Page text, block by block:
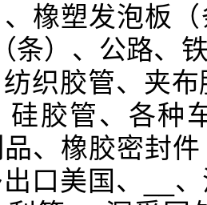
橡塑发泡板
条）、公路、
织胶管、夹
硅胶管、各种
、橡胶密封
口美国、__